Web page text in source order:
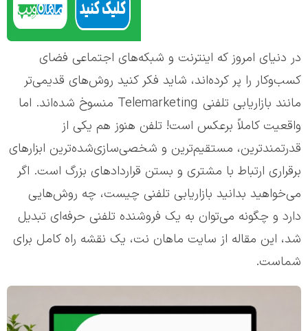
در دنیای امروز که اینترنت و شبکه‌های اجتماعی فضای
کسب‌وکار را پر کرده‌اند، شاید فکر کنید روش‌های قدیمی‌تر
مانند بازاریابی تلفنی Telemarketing منسوخ شده‌اند. اما
واقعیت کاملاً برعکس است! تلفن هنوز هم یکی از
قدرتمندترین، مستقیم‌ترین و شخصی‌سازی‌شده‌ترین ابزارهای
برقراری ارتباط با مشتری و بستن قراردادهای بزرگ است. اگر
می‌خواهید بدانید بازاریابی تلفنی چیست، چه روش‌هایی
دارد و چگونه می‌توان به یک فروشنده تلفنی حرفه‌ای تبدیل
شد، این مقاله از سایت ماهان نت، یک نقشه راه کامل برای
شماست.